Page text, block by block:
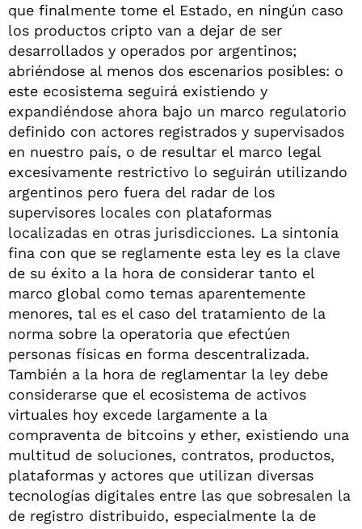
que finalmente tome el Estado, en ningún caso
los productos cripto van a dejar de ser
desarrollados y operados por argentinos;
abriéndose al menos dos escenarios posibles: o
este ecosistema seguirá existiendo y
expandiéndose ahora bajo un marco regulatorio
definido con actores registrados y supervisados
en nuestro país, o de resultar el marco legal
excesivamente restrictivo lo seguirán utilizando
argentinos pero fuera del radar de los
supervisores locales con plataformas
localizadas en otras jurisdicciones. La sintonía
fina con que se reglamente esta ley es la clave
de su éxito a la hora de considerar tanto el
marco global como temas aparentemente
menores, tal es el caso del tratamiento de la
norma sobre la operatoria que efectúen
personas físicas en forma descentralizada.
También a la hora de reglamentar la ley debe
considerarse que el ecosistema de activos
virtuales hoy excede largamente a la
compraventa de bitcoins y ether, existiendo una
multitud de soluciones, contratos, productos,
plataformas y actores que utilizan diversas
tecnologías digitales entre las que sobresalen la
de registro distribuido, especialmente la de